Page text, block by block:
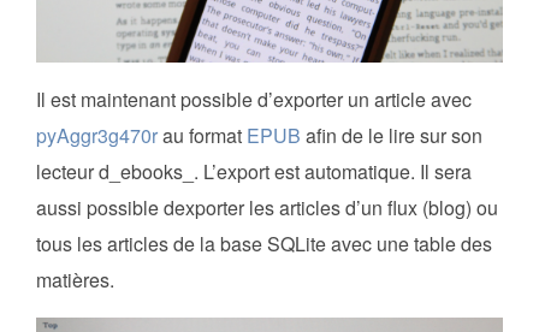
Il est maintenant possible d’exporter un article avec
pyAggr3g470rau format EPUB afin de le lire sur son
lecteur d_ebooks_. L’export est automatique. Il sera
aussi possible dexporter les articles d’un flux (blog) ou
tous les articles de la base SQLite avec une table des
matières.